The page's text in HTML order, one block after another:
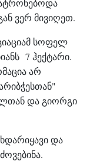
ვერ მივიღეთ.
სოფელ
7 ჰექტარი.
არ
და გიორგი
და